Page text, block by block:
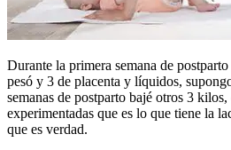
Durante la primera semana de
pesó y 3 de placenta y líquidos,
semanas de postparto bajé otros 3
experimentadas que es lo que tiene la
que es verdad.